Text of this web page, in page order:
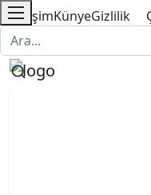
İletişimKünyeGizlilik